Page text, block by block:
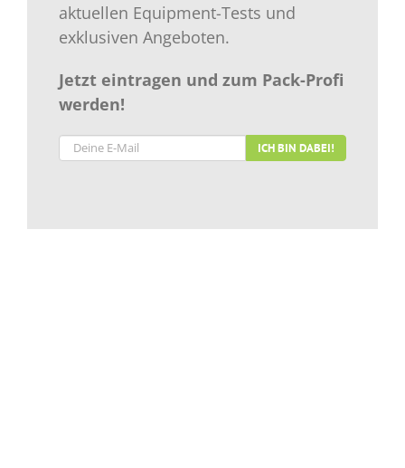
aktuellen Equipment-Tests und
exklusiven Angeboten.
Jetzt eintragen und zum Pack-Profi
werden!